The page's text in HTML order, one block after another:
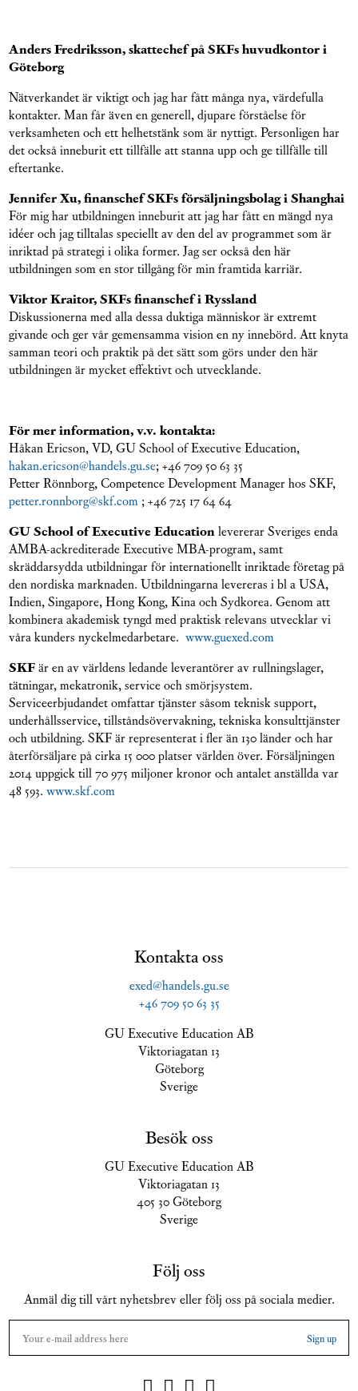
Anders Fredriksson, skattechef på SKFs huvudkontor i
Göteborg
Nätverkandet är viktigt och jag har fått många nya, värdefulla
kontakter. Man får även en generell, djupare förståelse för
verksamheten och ett helhetstänk som är nyttigt. Personligen har
det också inneburit ett tillfälle att stanna upp och ge tillfälle till
eftertanke.
Jennifer Xu, finanschef SKFs försäljningsbolag i Shanghai
För mig har utbildningen inneburit att jag har fått en mängd nya
idéer och jag tilltalas speciellt av den del av programmet som är
inriktad på strategi i olika former. Jag ser också den här
utbildningen som en stor tillgång för min framtida karriär.
Viktor Kraitor, SKFs finanschef i Ryssland
Diskussionerna med alla dessa duktiga människor är extremt
givande och ger vår gemensamma vision en ny innebörd. Att knyta
samman teori och praktik på det sätt som görs under den här
utbildningen är mycket effektivt och utvecklande.
För mer information, v.v. kontakta:
Håkan Ericson, VD, GU School of Executive Education,
hakan.ericson@handels.gu.se; +46 709 50 63 35
Petter Rönnborg, Competence Development Manager hos SKF,
petter.ronnborg@skf.com ; +46 725 17 64 64
GU School of Executive Educationlevererar Sveriges enda
AMBA-ackrediterade Executive MBA-program, samt
skräddarsydda utbildningar för internationellt inriktade företag på
den nordiska marknaden. Utbildningarna levereras i bl a USA,
Indien, Singapore, Hong Kong, Kina och Sydkorea. Genom att
kombinera akademisk tyngd med praktisk relevans utvecklar vi
våra kunders nyckelmedarbetare.www.guexed.com
SKFär en av världens ledande leverantörer av rullningslager,
tätningar, mekatronik, service och smörjsystem.
Serviceerbjudandet omfattar tjänster såsom teknisk support,
underhållsservice, tillståndsövervakning, tekniska konsulttjänster
och utbildning. SKF är representerat i fler än 130 länder och har
återförsäljare på cirka 15 000 platser världen över. Försäljningen
2014 uppgick till 70 975 miljoner kronor och antalet anställda var
48 593.www.skf.com
Kontakta oss
exed@handels.gu.se
+46 709 50 63 35
GU Executive Education AB
Viktoriagatan 13
Göteborg
Sverige
Besök oss
GU Executive Education AB
Viktoriagatan 13
405 30 Göteborg
Sverige
Följ oss
Anmäl dig till vårt nyhetsbrev eller följ oss på sociala medier.